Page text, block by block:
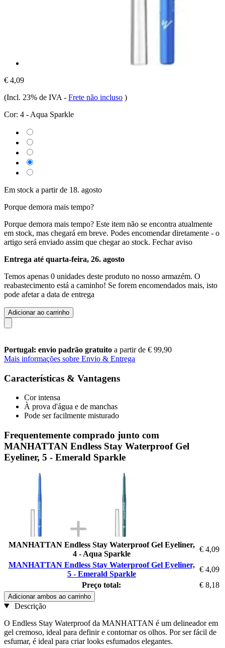
€ 4,09
(Incl. 23% de IVA - Frete não incluso )
Cor: 4 - Aqua Sparkle
Em stock a partir de 18. agosto
Porque demora mais tempo?
Porque demora mais tempo? Este item não se encontra atualmente
em stock, mas chegará em breve. Podes encomendar diretamente - o
artigo será enviado assim que chegar ao stock. Fechar aviso
Entrega até quarta-feira, 26. agosto
Temos apenas 0 unidades deste produto no nosso armazém. O
reabastecimento está a caminho! Se forem encomendados mais, isto
pode afetar a data de entrega
Adicionar ao carrinho
Portugal: envio padrão gratuito a partir de € 99,90
Mais informações sobre Envio & Entrega
Características & Vantagens
Cor intensa
À prova d'água e de manchas
Pode ser facilmente misturado
Frequentemente comprado junto com
MANHATTAN Endless Stay Waterproof Gel
Eyeliner, 5 - Emerald Sparkle
MANHATTAN Endless Stay Waterproof Gel Eyeliner,
4 - Aqua Sparkle
€ 4,09
MANHATTAN Endless Stay Waterproof Gel Eyeliner,
5 - Emerald Sparkle
€ 4,09
Preço total:
€ 8,18
Adicionar ambos ao carrinho
Descrição
O Endless Stay Waterproof da MANHATTAN é um delineador em
gel cremoso, ideal para definir e contornar os olhos. Por ser fácil de
esfumar, é ideal para criar looks esfumados elegantes.